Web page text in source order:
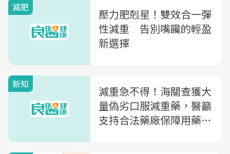
減肥
壓力肥剋星！雙效合一彈
性減重 告別嘴饞的輕盈
新選擇
新知
減重急不得！海關查獲大
量偽劣口服減重藥，醫籲
支持合法藥廠保障用藥安